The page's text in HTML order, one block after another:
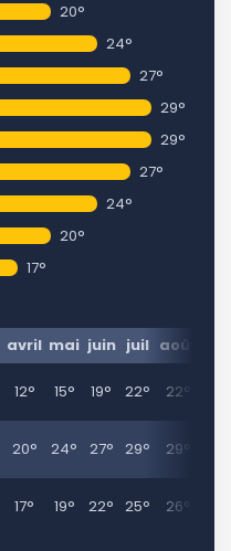
20°
24°
27°
29°
29°
27°
24°
20°
17°
avril mai juin juil août
12° 15° 19° 22° 22°
20° 24° 27° 29° 29°
17° 19° 22° 25° 26°